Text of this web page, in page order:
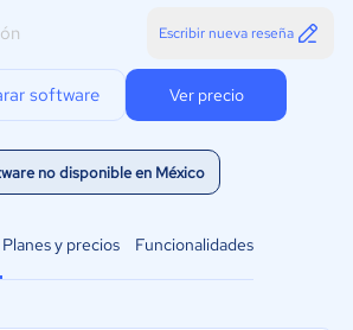
Escribir nueva reseña
software Ver precio
no disponible en México
Planes y precios Funcionalidades